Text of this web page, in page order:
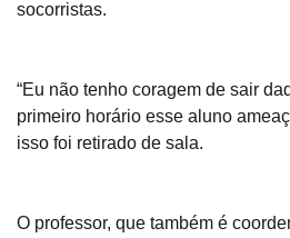
socorristas.
“Eu não tenho coragem de sair
primeiro horário esse aluno
isso foi retirado de sala.
O professor, que também é